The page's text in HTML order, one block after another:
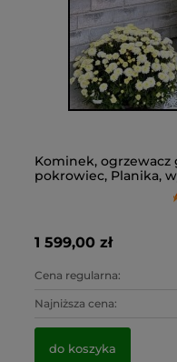
Kominek, ogrzewacz
pokrowiec, Planika,
1 599,00 zł
Cena regularna:
Najniższa cena:
do koszyka